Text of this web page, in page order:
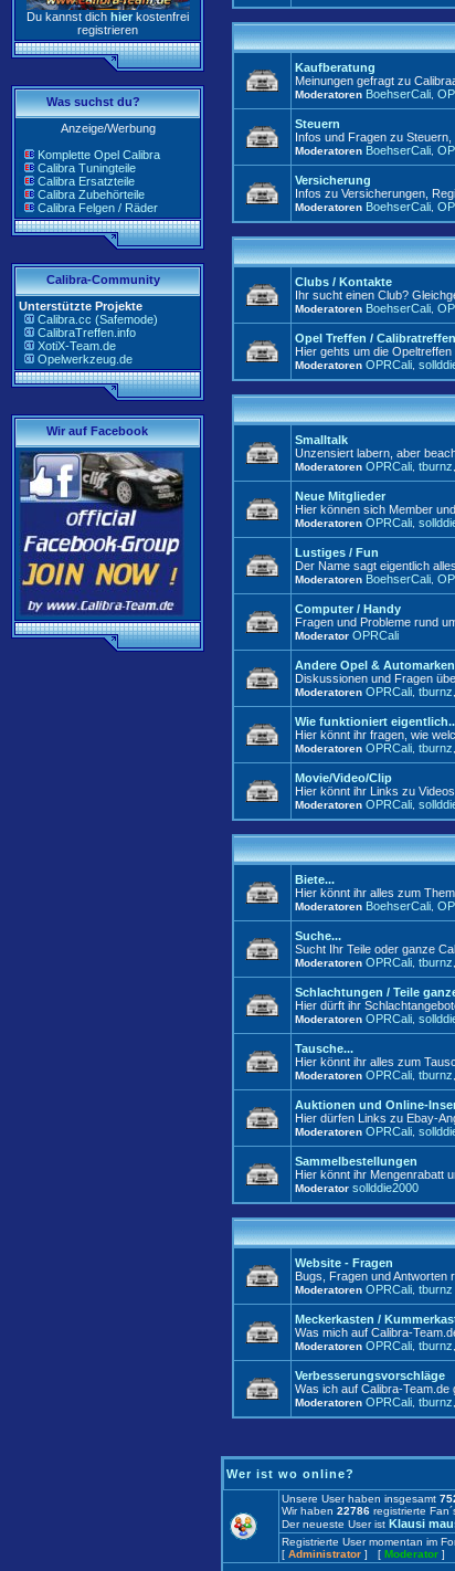
Du kannst dich hier kostenfrei
registrieren
Was suchst du?
Anzeige/Werbung
Komplette Opel Calibra
Calibra Tuningteile
Calibra Ersatzteile
Calibra Zubehörteile
Calibra Felgen / Räder
Calibra-Community
Unterstützte Projekte
Calibra.cc (Safemode)
CalibraTreffen.info
XotiX-Team.de
Opelwerkzeug.de
Wir auf Facebook
Kaufberatung
Meinungen gefragt zu
Moderatoren BoehserCali
Steuern
Infos und Fragen zu
Moderatoren BoehserCali
Versicherung
Infos zu Versicherungen,
Moderatoren BoehserCali
Clubs / Kontakte
Ihr sucht einen Club?
Moderatoren BoehserCali
Opel Treffen / Calibratreffen
Hier gehts um die Opeltreffen
Moderatoren OPRCali
Smalltalk
Unzensiert labern, aber
Moderatoren OPRCali tburnz
Neue Mitglieder
Hier können sich Member
Moderatoren OPRCali
Lustiges / Fun
Der Name sagt eigentlich
Moderatoren BoehserCali
Computer / Handy
Fragen und Probleme rund
Moderator OPRCali
Andere Opel & Automarken
Diskussionen und Fragen
Moderatoren OPRCali tburnz
Wie funktioniert
Hier könnt ihr fragen, wie
Moderatoren OPRCali tburnz
Movie/Video/Clip
Hier könnt ihr Links zu
Moderatoren OPRCali
Biete...
Hier könnt ihr alles zum
Moderatoren BoehserCali
Suche...
Sucht Ihr Teile oder ganze
Moderatoren OPRCali tburnz
Schlachtungen / Teile
Hier dürft ihr
Moderatoren OPRCali
Tausche...
Hier könnt ihr alles zum
Moderatoren OPRCali tburnz
Auktionen und Online-
Hier dürfen Links zu Ebay-
Moderatoren OPRCali
Sammelbestellungen
Hier könnt ihr Mengenrabatt
Moderator sollddie2000
Website - Fragen
Bugs, Fragen und Antworten
Moderatoren OPRCali tburnz
Meckerkasten /
Was mich auf Calibra-
Moderatoren OPRCali tburnz
Verbesserungsvorschläge
Was ich auf Calibra-Team.de
Moderatoren OPRCali tburnz
Wer ist wo online?
Unsere User haben insgesamt
Wir haben 22786 registrierte
Der neueste User ist Klausi
Registrierte User momentan im
[ Administrator ] [ Moderator ]